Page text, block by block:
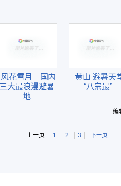
风花雪月 国内
三大最浪漫避暑
地
黄山 避暑天
“八宗最”
编
上一页 1 2 3 下一页